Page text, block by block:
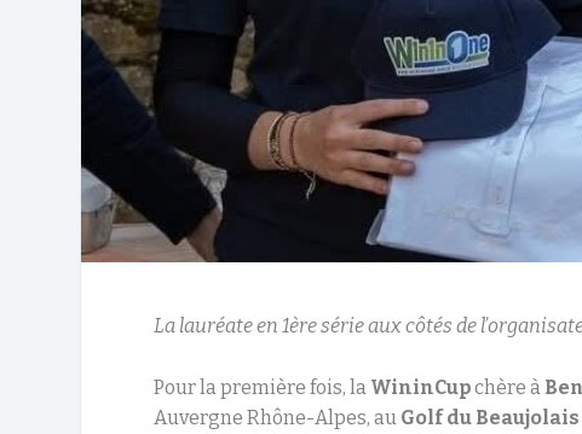
La lauréate en 1ère série aux côtés de
Pour la première fois, la WininCupchère à
Auvergne Rhône-Alpes, au Golf du